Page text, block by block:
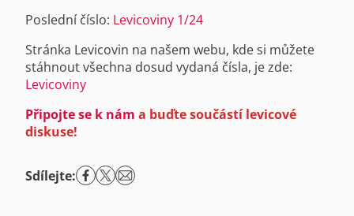
Poslední číslo: Levicoviny 1/24
Stránka Levicovin na našem webu, kde si můžete
stáhnout všechna dosud vydaná čísla, je zde:
Levicoviny
Připojte se k nám a buďte součástí levicové
diskuse!
Sdílejte: